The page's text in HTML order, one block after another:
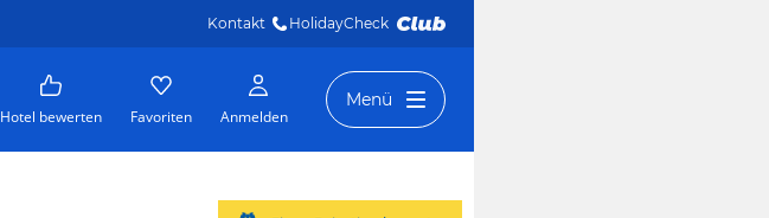
Kontakt HolidayCheck
Hotel bewerten Favoriten Anmelden
Menü